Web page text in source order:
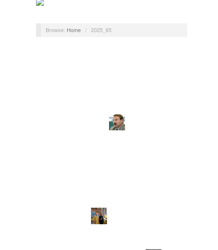
Browse: Home / 2025_65